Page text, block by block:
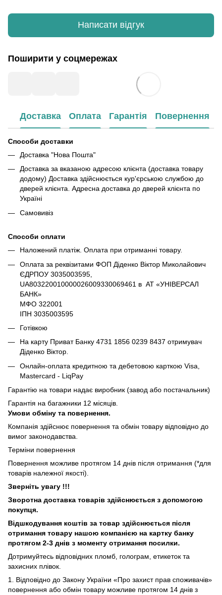
Написати відгук
Поширити у соцмережах
Доставка Оплата Гарантія Повернення
Способи доставки
Доставка "Нова Пошта"
Доставка за вказаною адресою клієнта (доставка товару
додому) Доставка здійснюється кур'єрською службою до
дверей клієнта. Адресна доставка до дверей клієнта по
Україні
Самовивіз
Способи оплати
Наложений платіж. Оплата при отриманні товару.
Оплата за реквізитами ФОП Діденко Віктор Миколайович
ЄДРПОУ 3035003595,
UA803220010000026009330069461 в АТ «УНІВЕРСАЛ
БАНК»
МФО 322001
ІПН 3035003595
Готівкою
На карту Приват Банку 4731 1856 0239 8437 отримувач
Діденко Віктор.
Онлайн-оплата кредитною та дебетовою карткою Visa,
Mastercard - LiqPay
Гарантію на товари надає виробник (завод або постачальник)
Гарантія на багажники 12 місяців.
Умови обміну та повернення.
Компанія здійснює повернення та обмін товару відповідно до
вимог законодавства.
Терміни повернення
Повернення можливе протягом 14 днів після отримання (*для
товарів належної якості).
Зверніть увагу !!!
Зворотна доставка товарів здійснюється з допомогою
покупця.
Відшкодування коштів за товар здійснюється після
отримання товару нашою компанією на картку банку
протягом 2-3 днів з моменту отримання посилки.
Дотримуйтесь відповідних пломб, голограм, етикеток та
захисних плівок.
1. Відповідно до Закону України «Про захист прав споживачів»
повернення або обмін товару можливе протягом 14 днів з